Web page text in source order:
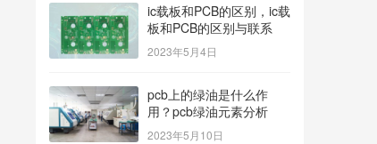
ic载板和PCB的区别，ic载
板和PCB的区别与联系
2023年5月4日
pcb上的绿油是什么作
用？pcb绿油元素分析
2023年5月10日